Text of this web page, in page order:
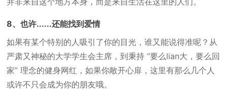
8、也许......还能找到爱情
如果有某个特别的人吸引了你的目光，谁又能说得准呢？从
严肃又神秘的大学学生会主席，到秉持 “要么lian大，要么回
家” 理念的健身网红，如果你敞开心扉，这里有那么几个人
或许不只会成为你的朋友哦。